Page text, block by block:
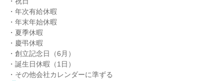
・年次有給休暇
・年末年始休暇
・夏季休暇
・慶弔休暇
・創立記念日（6月）
・誕生日休暇（1日）
・その他会社カレンダーに準ずる